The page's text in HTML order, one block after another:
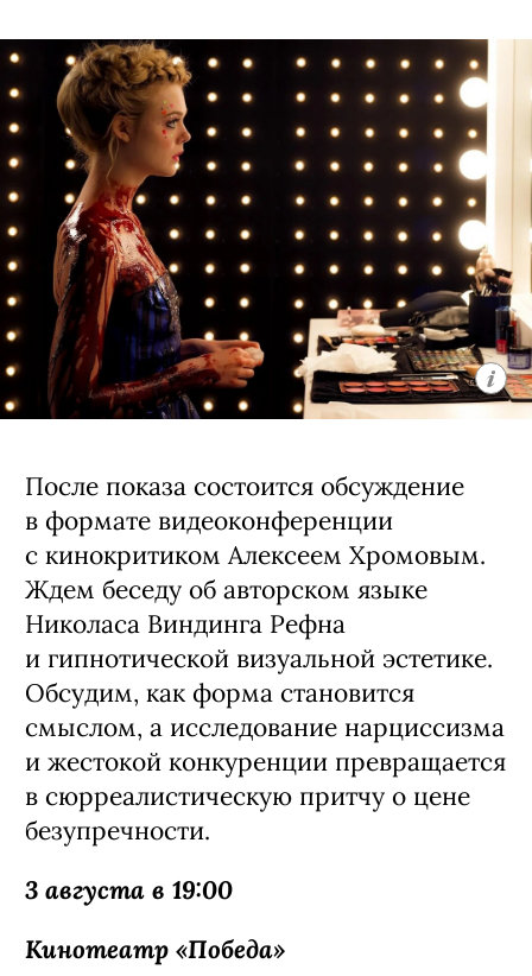
После показа состоится обсуждение
в формате видеоконференции
с кинокритиком Алексеем Хромовым.
Ждем беседу об авторском языке
Николаса Виндинга Рефна
и гипнотической визуальной эстетике.
Обсудим, как форма становится
смыслом, а исследование нарциссизма
и жестокой конкуренции превращается
в сюрреалистическую притчу о цене
безупречности.
3 августа в 19:00
Кинотеатр «Победа»